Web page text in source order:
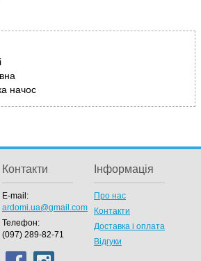
начос
Контакти
E-mail:
ardomi.ua@gmail.com
Телефон:
(097) 289-82-71
Інформація
Про нас
Контакти
Доставка і оплата
Відгуки